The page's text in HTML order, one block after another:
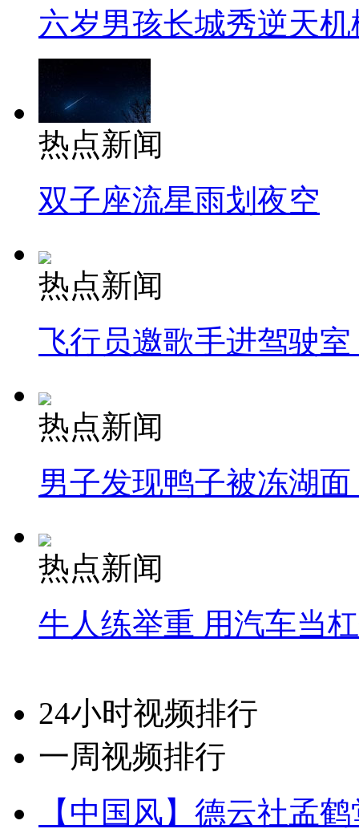
六岁男孩长城秀逆天机
热点新闻
双子座流星雨划夜空
热点新闻
飞行员邀歌手进驾驶
热点新闻
男子发现鸭子被冻湖
热点新闻
牛人练举重 用汽车当
24小时视频排行
一周视频排行
【中国风】德云社孟